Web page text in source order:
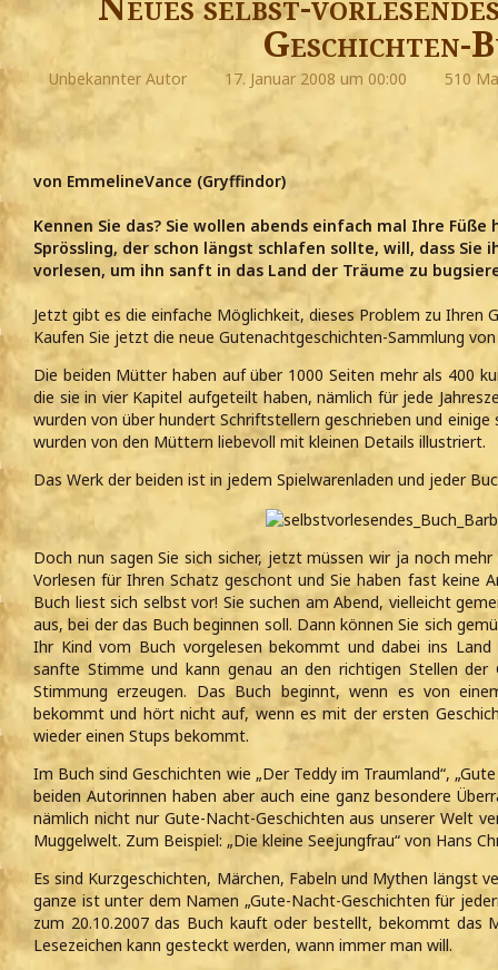
Geschichten-
Unbekannter Autor 17. Januar 2008 um 00:00 510
von EmmelineVance (Gryffindor)
Kennen Sie das? Sie wollen abends einfach mal Ihre
Sprössling, der schon längst schlafen sollte, will, dass Sie
vorlesen, um ihn sanft in das Land der Träume zu
Jetzt gibt es die einfache Möglichkeit, dieses Problem zu Ihren
Kaufen Sie jetzt die neue Gutenachtgeschichten-Sammlung
Die beiden Mütter haben auf über 1000 Seiten mehr als 400
die sie in vier Kapitel aufgeteilt haben, nämlich für jede
wurden von über hundert Schriftstellern geschrieben und
wurden von den Müttern liebevoll mit kleinen Details illustriert.
Das Werk der beiden ist in jedem Spielwarenladen und jeder
Doch nun sagen Sie sich sicher, jetzt müssen wir ja noch
Vorlesen für Ihren Schatz geschont und Sie haben fast keine
Buch liest sich selbst vor! Sie suchen am Abend, vielleicht
aus, bei der das Buch beginnen soll. Dann können Sie sich
Ihr Kind vom Buch vorgelesen bekommt und dabei ins
sanfte Stimme und kann genau an den richtigen Stellen der
Stimmung erzeugen. Das Buch beginnt, wenn es von
bekommt und hört nicht auf, wenn es mit der ersten
wieder einen Stups bekommt.
Im Buch sind Geschichten wie „Der Teddy im Traumland“,
beiden Autorinnen haben aber auch eine ganz besondere
nämlich nicht nur Gute-Nacht-Geschichten aus unserer Welt
Muggelwelt. Zum Beispiel: „Die kleine Seejungfrau“ von Hans
Es sind Kurzgeschichten, Märchen, Fabeln und Mythen längst
ganze ist unter dem Namen „Gute-Nacht-Geschichten für
zum 20.10.2007 das Buch kauft oder bestellt, bekommt das
Lesezeichen kann gesteckt werden, wann immer man will.